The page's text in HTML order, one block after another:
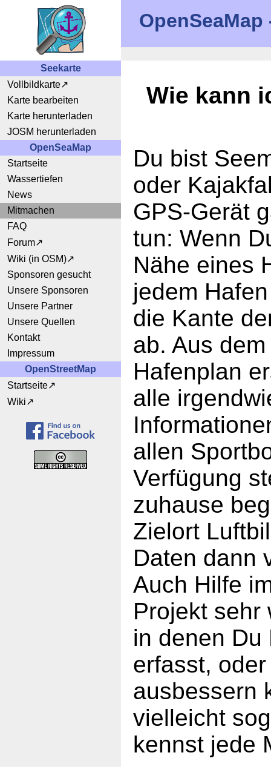
Seekarte
Vollbildkarte
Karte bearbeiten
Karte herunterladen
JOSM herunterladen
OpenSeaMap
Startseite
Wassertiefen
News
Mitmachen
FAQ
Forum
Wiki (in OSM)
Sponsoren gesucht
Unsere Sponsoren
Unsere Partner
Unsere Quellen
Kontakt
Impressum
OpenStreetMap
Startseite
Wiki
Wie kann
Du bist
oder
GPS-Gerät
tun: Wenn
Nähe eines
jedem
die Kante
ab. Aus
Hafenplan
alle
allen
Verfügung
zuhause
Zielort
Daten dann
Auch Hilfe
Projekt sehr
in denen Du
erfasst,
ausbessern
vielleicht
kennst jede